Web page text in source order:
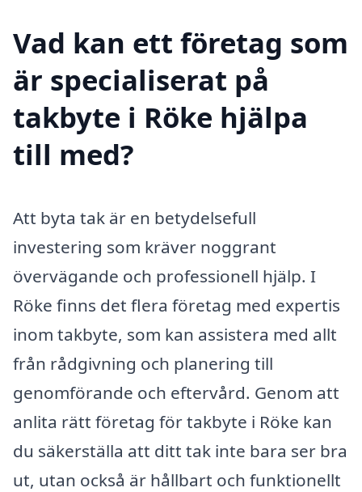
Vad kan ett företag som
är specialiserat på
takbyte i Röke hjälpa
till med?
Att byta tak är en betydelsefull
investering som kräver noggrant
övervägande och professionell hjälp. I
Röke finns det flera företag med expertis
inom takbyte, som kan assistera med allt
från rådgivning och planering till
genomförande och eftervård. Genom att
anlita rätt företag för takbyte i Röke kan
du säkerställa att ditt tak inte bara ser bra
ut, utan också är hållbart och funktionellt